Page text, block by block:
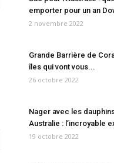
emporter pour un an
2 novembre 2022
Grande Barrière de
îles qui vont vous...
26 octobre 2022
Nager avec les
Australie : l’incroyable
19 octobre 2022